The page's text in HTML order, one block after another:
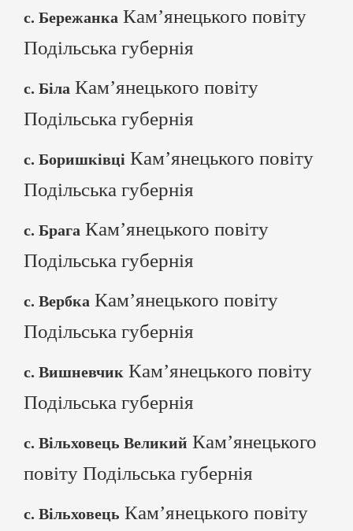
с. Бережанка Кам’янецького повіту
Подільська губернія
с. Біла Кам’янецького повіту
Подільська губернія
с. Боришківці Кам’янецького повіту
Подільська губернія
с. Брага Кам’янецького повіту
Подільська губернія
с. Вербка Кам’янецького повіту
Подільська губернія
с. Вишневчик Кам’янецького повіту
Подільська губернія
с. Вільховець Великий Кам’янецького
повіту Подільська губернія
с. Вільховець Кам’янецького повіту